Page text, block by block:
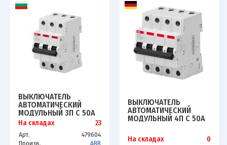
ВЫКЛЮЧАТЕЛЬ
АВТОМАТИЧЕСКИЙ
МОДУЛЬНЫЙ 3П C 50А
4.5КА BASIC M
BMS413C50 ABB
2CDS643041R0504
На складах 23
Арт.
479604
Произв.
ABB
ВЫКЛЮЧАТЕЛЬ
АВТОМАТИЧЕСКИЙ
МОДУЛЬНЫЙ 4П C 50А
BMS414C50 ABB
2CDS644041R0504
На складах 0